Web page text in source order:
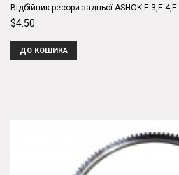
Відбійник ресори задньої ASHOK E-3,E-
$4.50
ДО КОШИКА